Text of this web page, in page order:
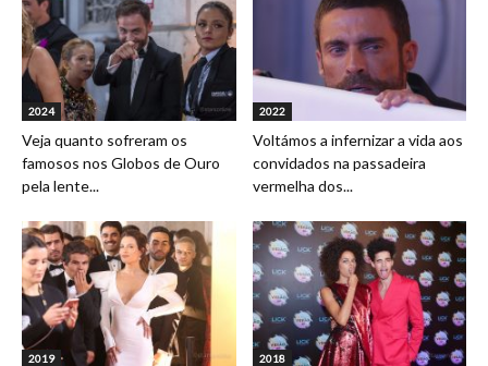
2024
Veja quanto sofreram os
famosos nos Globos de Ouro
pela lente...
2022
Voltámos a infernizar a vida aos
convidados na passadeira
vermelha dos...
2019 2018